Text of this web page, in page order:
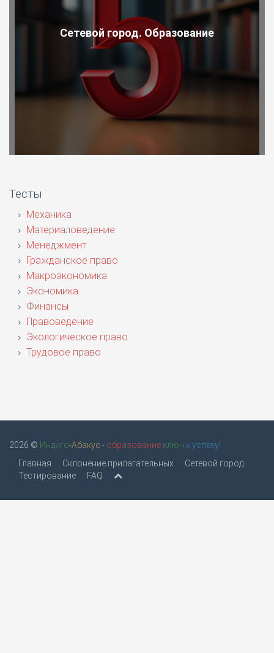
Сетевой город. Образование
Тесты
Механика
Материаловедение
Менеджмент
Гражданское право
Макроэкономика
Экономика
Финансы
Правоведение
Экологическое право
Трудовое право
2026 © Индиго-Абакус - образование ключ к успеху!
Главная
Склонение прилагательных
Сетевой город
Тестирование
FAQ